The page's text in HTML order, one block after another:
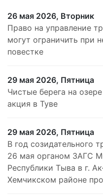
26 мая 2026, Вторник
Право на управление
могут ограничить при
повестке
29 мая 2026, Пятница
Чистые берега на
акция в Туве
29 мая 2026, Пятница
В год созидательного
26 мая органом ЗАГС
Республики Тыва в г.
Хемчикском районе